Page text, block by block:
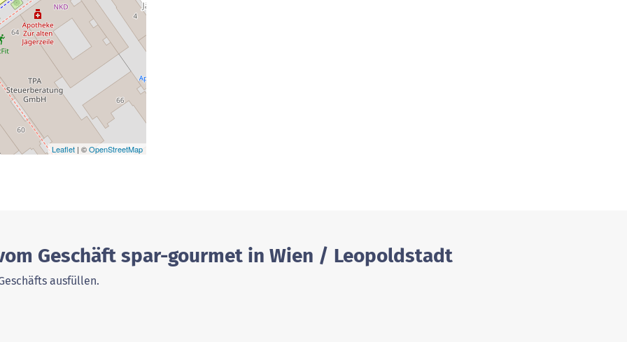
Leaflet | ©OpenStreetMap
Geschäft spar-gourmet in Wien / Leopoldstadt
ausfüllen.